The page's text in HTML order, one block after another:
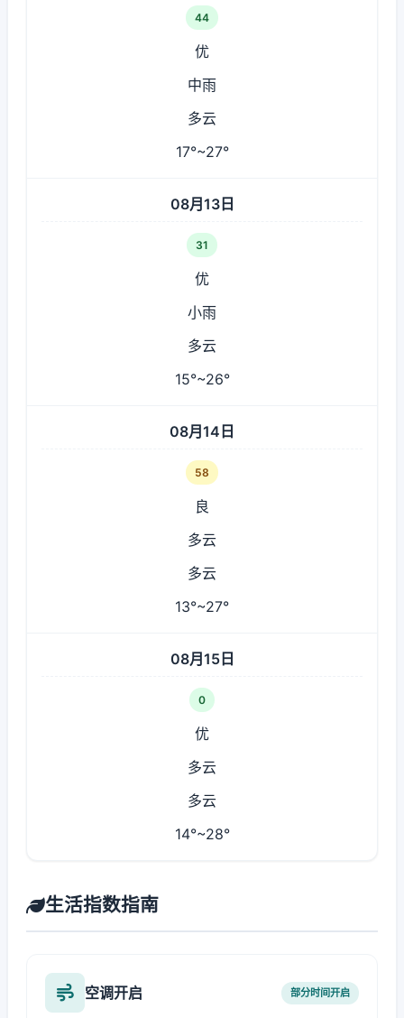
44
优
中雨
多云
17°~27°
08月13日
31
优
小雨
多云
15°~26°
08月14日
58
良
多云
多云
13°~27°
08月15日
0
优
多云
多云
14°~28°
生活指数指南
空调开启 部分时间开启